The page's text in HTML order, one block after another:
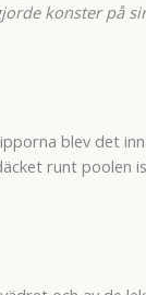
konster på
blev det
runt poolen